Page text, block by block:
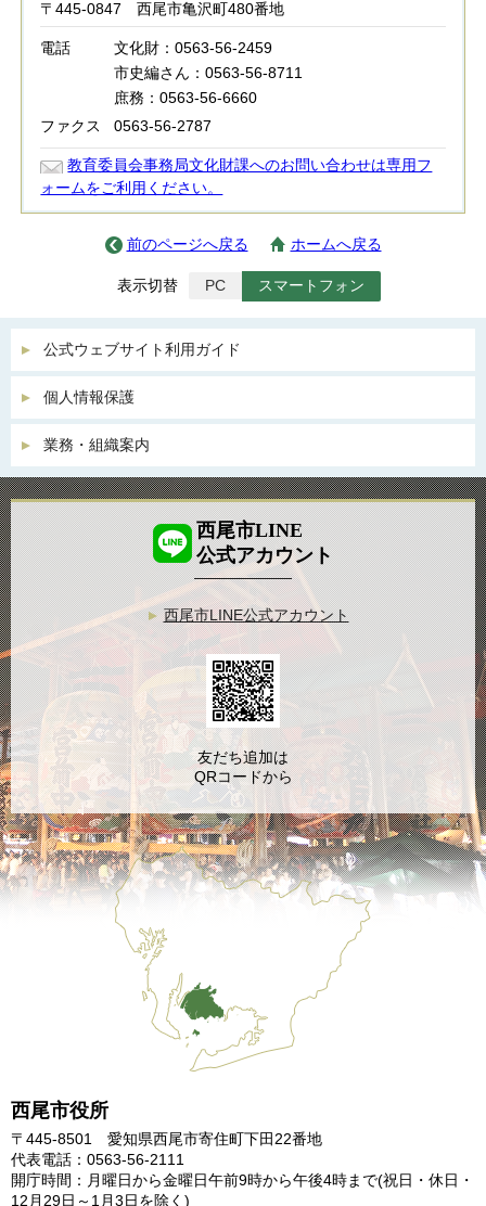
〒445-0847 西尾市亀沢町480番地
電話
文化財：0563-56-2459
市史編さん：0563-56-8711
庶務：0563-56-6660
ファクス
0563-56-2787
教育委員会事務局文化財課へのお問い合わせは専用フ
ォームをご利用ください。
前のページへ戻る ホームへ戻る
表示切替 PC スマートフォン
公式ウェブサイト利用ガイド
個人情報保護
業務・組織案内
西尾市役所
〒445-8501 愛知県西尾市寄住町下田22番地
代表電話：0563-56-2111
開庁時間：月曜日から金曜日午前9時から午後4時まで(祝日・休日・
12月29日～1月3日を除く)
西尾市LINE
公式アカウント
西尾市LINE公式アカウント
友だち追加は
QRコードから